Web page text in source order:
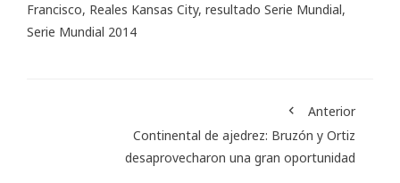
Francisco, Reales Kansas City, resultado Serie Mundial,
Serie Mundial 2014
Anterior
Continental de ajedrez: Bruzón y Ortiz
desaprovecharon una gran oportunidad